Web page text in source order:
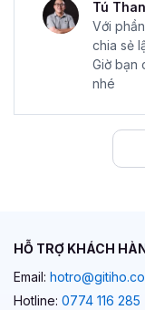
Tú
Với
chia sẻ
Giờ bạn
nhé
HỖ TRỢ KHÁCH
Email:
Hotline: 0774 116 285